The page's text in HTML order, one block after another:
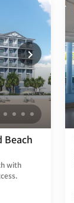
Beach
with